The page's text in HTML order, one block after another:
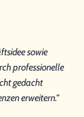
sowie
professionelle
gedacht
erweitern.“